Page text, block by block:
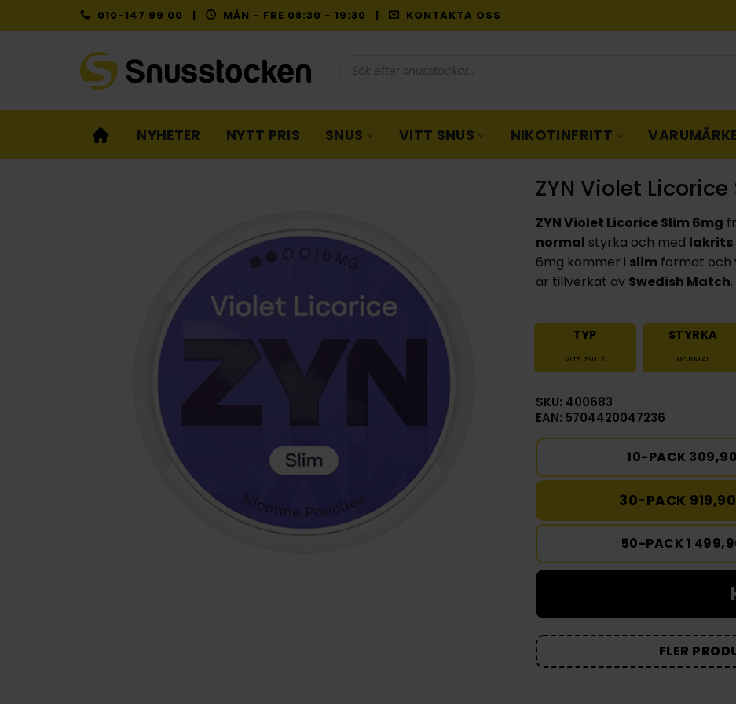
to
010-147 99 00 | MÅN - FRE 08:30 - 19:30 | KONTAKTA OSS
NYHETER NYTT PRIS SNUS VITT SNUS NIKOTINFRITT
ZYN Violet
ZYN Violet Licorice Slim 6mg
normal styrka och med lakrits
6mg kommer i slim format och
är tillverkat av Swedish Match.
TYP
VITT SNUS
STYRKA
NORMAL
SKU: 400683
EAN: 5704420047236
10-PACK
30-PACK
50-PACK 1
FLER